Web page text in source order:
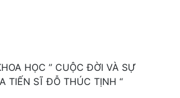
HỌC ” CUỘC ĐỜI VÀ SỰ
TIẾN SĨ ĐỖ THÚC TỊNH “